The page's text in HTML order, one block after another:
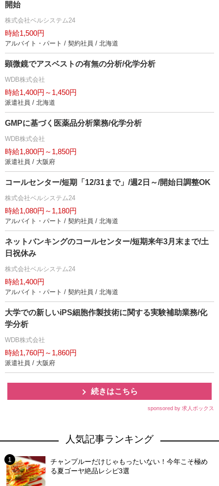
開始
株式会社ベルシステム24
時給1,500円
アルバイト・パート / 契約社員 / 北海道
顕微鏡でアスベストの有無の分析/化学分析
WDB株式会社
時給1,400円～1,450円
派遣社員 / 北海道
GMPに基づく医薬品分析業務/化学分析
WDB株式会社
時給1,800円～1,850円
派遣社員 / 大阪府
コールセンター/短期「12/31まで」/週2日～/開始日調整OK
株式会社ベルシステム24
時給1,080円～1,180円
アルバイト・パート / 契約社員 / 北海道
ネットバンキングのコールセンター/短期来年3月末まで/土
日祝休み
株式会社ベルシステム24
時給1,400円
アルバイト・パート / 契約社員 / 北海道
大学での新しいiPS細胞作製技術に関する実験補助業務/化
学分析
WDB株式会社
時給1,760円～1,860円
派遣社員 / 大阪府
続きはこちら
sponsored by 求人ボックス
人気記事ランキング
チャンプルーだけじゃもったいない！今年こそ極め
る夏ゴーヤ絶品レシピ3選